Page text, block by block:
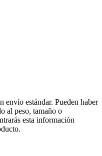
envío estándar. Pueden haber
al peso, tamaño o
esta información